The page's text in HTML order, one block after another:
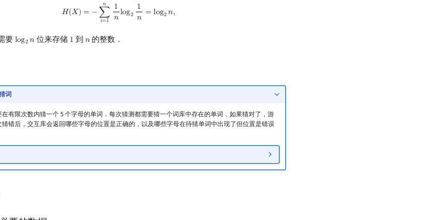
𝐻(𝑋) = −
𝑛
∑
𝑖=1
1
𝑛log2
1
𝑛 = log2 𝑛,
H X =1n n n
要 log2 𝑛
log2 n 位来存储 1
1 到 𝑛
n 的整数．
词
有限次数内猜一个 5 个字母的单词．每次猜测都需要猜一个词库中存在的单词．如果猜对了，游
错后，交互库会返回哪些字母的位置是正确的，以及哪些字母在待猜单词中出现了但位置是错误